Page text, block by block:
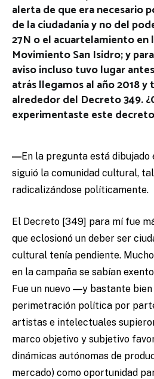
alerta de que era necesario
de la ciudadanía y no del
27N o el acuartelamiento en
Movimiento San Isidro; y
aviso incluso tuvo lugar
atrás llegamos al año 2018
alrededor del Decreto 349.
experimentaste este
―En la pregunta está dibujado
siguió la comunidad cultural,
radicalizándose políticamente.
El Decreto [349] para mí fue
que eclosionó un deber ser
cultural tenía pendiente.
en la campaña se sabían
Fue un nuevo ―y bastante bien
perimetración política por
artistas e intelectuales
marco objetivo y subjetivo
dinámicas autónomas de
mercado) como oportunidad